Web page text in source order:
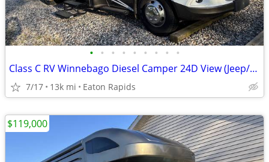
• • • • • • • • •
Class C RV Winnebago Diesel Camper 24D View (Jeep/Tow Package Option)
7/17 13k mi Eaton Rapids
$119,000